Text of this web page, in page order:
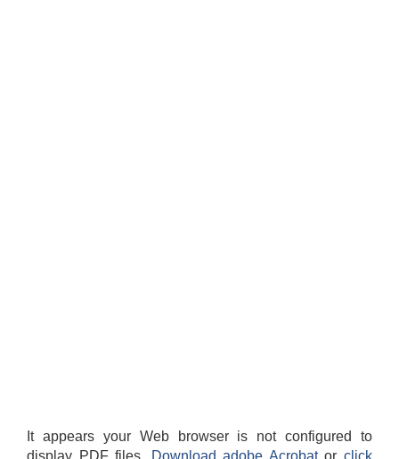
It appears your Web browser is not configured to